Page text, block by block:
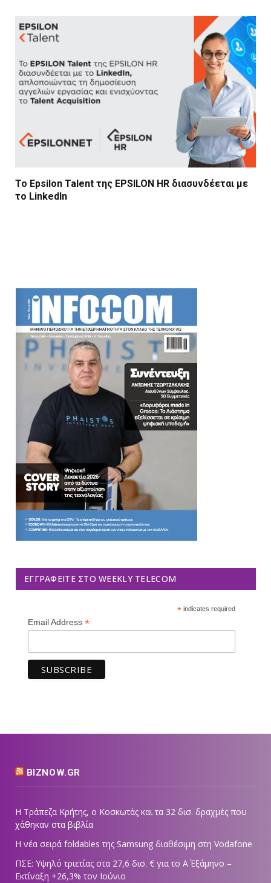
Το Epsilon Talent της EPSILON HR διασυνδέεται με
το LinkedIn
ΕΓΓΡΑΦΕΊΤΕ ΣΤΟ WEEKLY TELECOM
*indicates required
Email Address *
BIZNOW.GR
Η Τράπεζα Κρήτης, ο Κοσκωτάς και τα 32 δισ. δραχμές που
χάθηκαν στα βιβλία
Η νέα σειρά foldables της Samsung διαθέσιμη στη Vodafone
ΠΣΕ: Υψηλό τριετίας στα 27,6 δισ. € για το Α΄ Εξάμηνο –
Εκτίναξη +26,3% τον Ιούνιο